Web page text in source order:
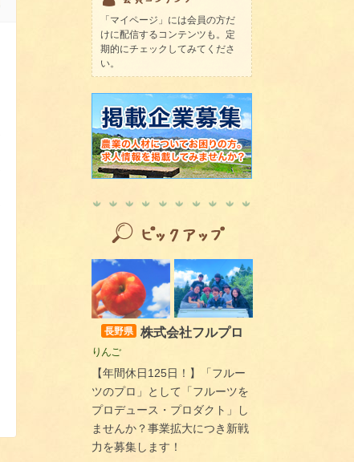
「マイページ」には会員の方だ
けに配信するコンテンツも。定
期的にチェックしてみてくださ
い。
長野県 株式会社フルプロ
りんご
【年間休日125日！】「フルー
ツのプロ」として「フルーツを
プロデュース・プロダクト」し
ませんか？事業拡大につき新戦
力を募集します！